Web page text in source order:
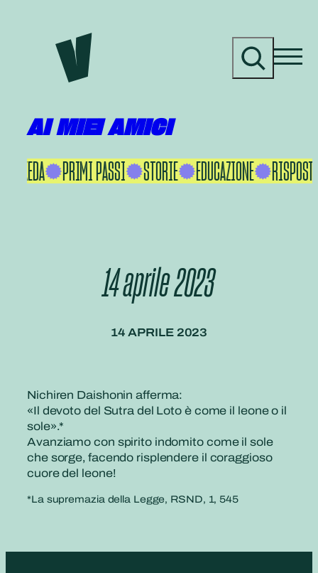
contenuto
r
AI MIEI AMICI
IKEDA PRIMI PASSI STORIE EDUCAZIONE
14 aprile 2023
14 APRILE 2023
Nichiren Daishonin afferma:
«Il devoto del Sutra del Loto è come il leone o il
sole».*
Avanziamo con spirito indomito come il sole
che sorge, facendo risplendere il coraggioso
cuore del leone!
*La supremazia della Legge, RSND, 1, 545